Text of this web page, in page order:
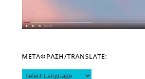
ΜΕΤΑΦΡΑΣΗ/TRANSLATE: